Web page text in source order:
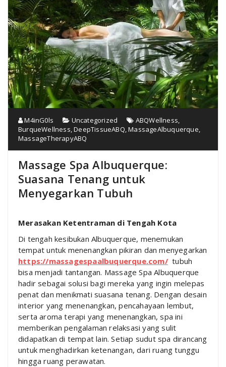
M4inG0ls Uncategorized ABQWellness,
BurqueWellness,DeepTissueABQ,MassageAlbuquerque,
MassageTherapyABQ
Massage Spa Albuquerque:
Suasana Tenang untuk
Menyegarkan Tubuh
Merasakan Ketentraman di Tengah Kota
Di tengah kesibukan Albuquerque, menemukan
tempat untuk menenangkan pikiran dan menyegarkan
https://massagespaalbuquerque.com/tubuh
bisa menjadi tantangan. Massage Spa Albuquerque
hadir sebagai solusi bagi mereka yang ingin melepas
penat dan menikmati suasana tenang. Dengan desain
interior yang menenangkan, pencahayaan lembut,
serta aroma terapi yang menenangkan, spa ini
memberikan pengalaman relaksasi yang sulit
didapatkan di tempat lain. Setiap sudut spa dirancang
untuk menghadirkan ketenangan, dari ruang tunggu
hingga ruang perawatan.